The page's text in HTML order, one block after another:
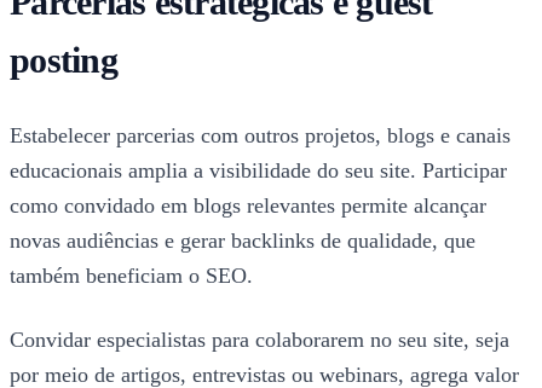
posting
Estabelecer parcerias com outros projetos, blogs e canais
educacionais amplia a visibilidade do seu site. Participar
como convidado em blogs relevantes permite alcançar
novas audiências e gerar backlinks de qualidade, que
também beneficiam o SEO.
Convidar especialistas para colaborarem no seu site, seja
por meio de artigos, entrevistas ou webinars, agrega valor